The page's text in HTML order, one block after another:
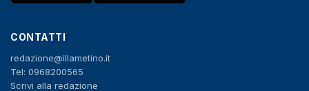
CONTATTI
redazione@illametino.it
Tel: 0968200565
Scrivi alla redazione